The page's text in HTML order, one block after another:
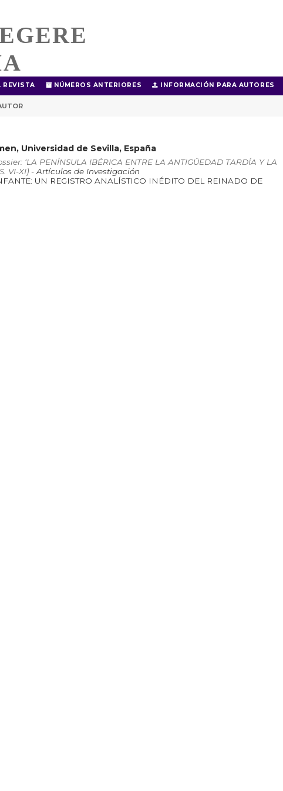
REVISTA NÚMEROS ANTERIORES INFORMACIÓN PARA AUTORES
Universidad de Sevilla, España
‘LA PENÍNSULA IBÉRICA ENTRE LA ANTIGÜEDAD TARDÍA Y LA
VI-XI)- Artículos de Investigación
UN REGISTRO ANALÍSTICO INÉDITO DEL REINADO DE